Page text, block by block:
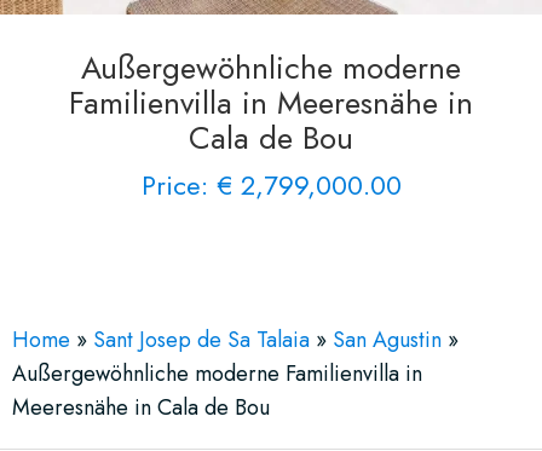
Außergewöhnliche moderne
Familienvilla in Meeresnähe in
Cala de Bou
Price: € 2,799,000.00
Home » Sant Josep de Sa Talaia » San Agustin »
Außergewöhnliche moderne Familienvilla in
Meeresnähe in Cala de Bou